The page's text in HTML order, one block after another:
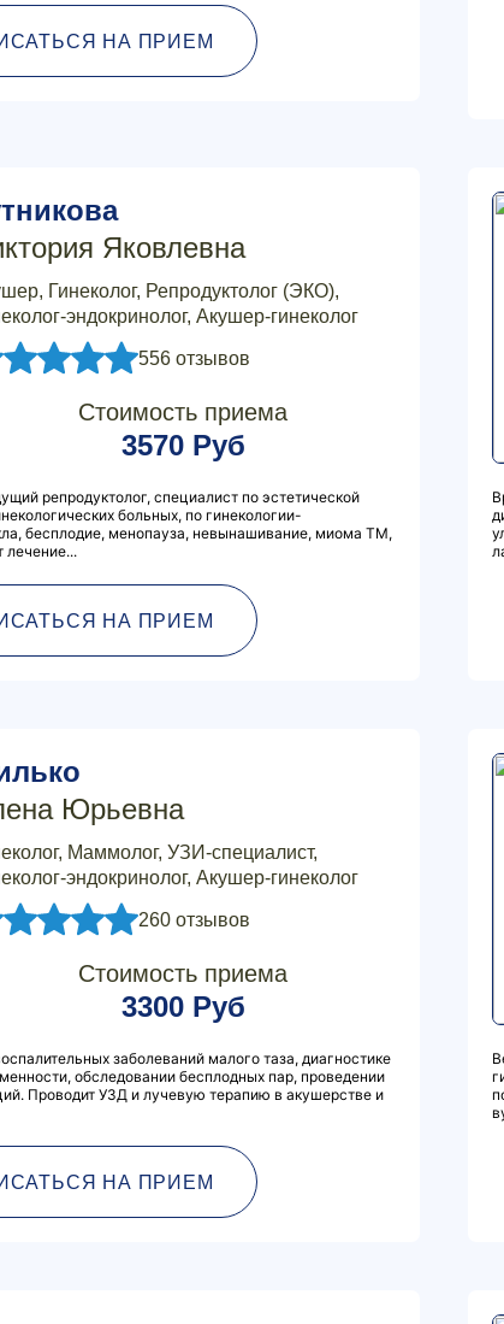
НА ПРИЕМ
Яковлевна
Гинеколог, Репродуктолог (ЭКО),
эндокринолог, Акушер-гинеколог
556 отзывов
Стоимость приема
3570 Руб
репродуктолог, специалист по эстетической
больных, по гинекологии-
бесплодие, менопауза, невынашивание, миома ТМ,
лечение...
НА ПРИЕМ
Юрьевна
Маммолог, УЗИ-специалист,
эндокринолог, Акушер-гинеколог
260 отзывов
Стоимость приема
3300 Руб
заболеваний малого таза, диагностике
обследовании бесплодных пар, проведении
Проводит УЗД и лучевую терапию в акушерстве и
НА ПРИЕМ